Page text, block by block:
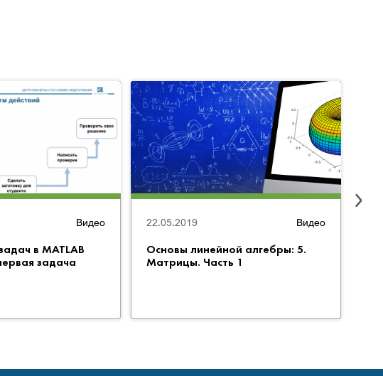
Видео
в MATLAB
задача
Видео
Основы линейной алгебры: 5.
Матрицы. Часть 1
22.05.2019